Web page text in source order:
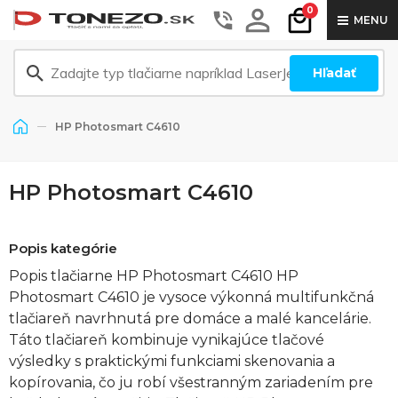
0
MENU
Hľadať
HP Photosmart C4610
HP Photosmart C4610
Popis kategórie
Popis tlačiarne HP Photosmart C4610 HP
Photosmart C4610 je vysoce výkonná multifunkčná
tlačiareň navrhnutá pre domáce a malé kancelárie.
Táto tlačiareň kombinuje vynikajúce tlačové
výsledky s praktickými funkciami skenovania a
kopírovania, čo ju robí všestranným zariadením pre